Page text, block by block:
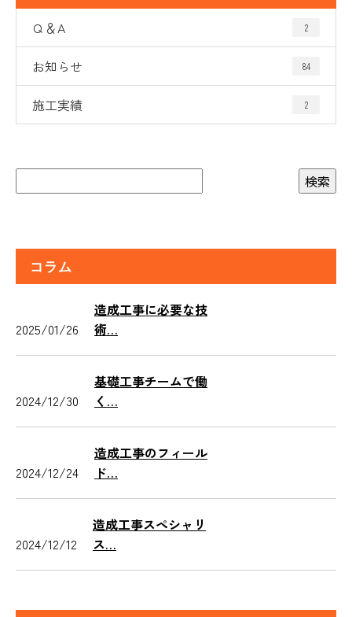
Ｑ＆A 2
お知らせ 84
施工実績 2
コラム
2025/01/26
造成工事に必要な技
術…
2024/12/30
基礎工事チームで働
く…
2024/12/24
造成工事のフィール
ド…
2024/12/12
造成工事スペシャリ
ス…